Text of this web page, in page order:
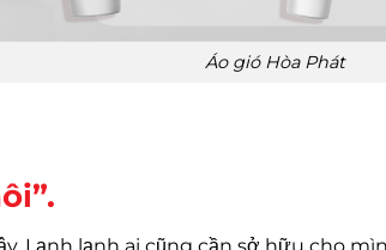
Áo gió Hòa Phát